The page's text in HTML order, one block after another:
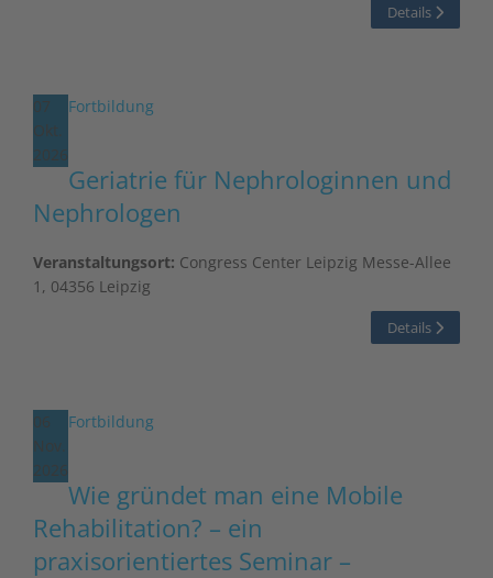
Details
07
Okt.
2026
Fortbildung
Geriatrie für Nephrologinnen und
Nephrologen
Veranstaltungsort: Congress Center Leipzig Messe-Allee
1, 04356 Leipzig
Details
06
Nov.
2026
Fortbildung
Wie gründet man eine Mobile
Rehabilitation? – ein
praxisorientiertes Seminar –